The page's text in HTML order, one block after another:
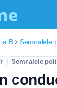
B Semnalele
Semnalele